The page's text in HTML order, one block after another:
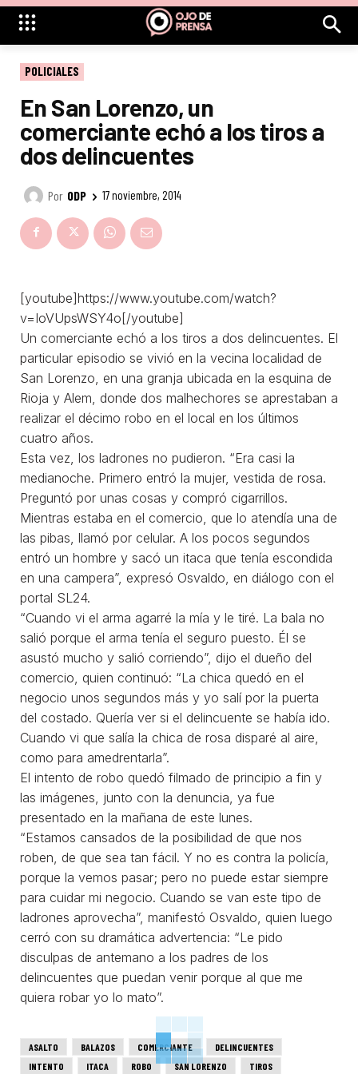
POLICIALES
En San Lorenzo, un
comerciante echó a los tiros a
dos delincuentes
Por ODP 17 noviembre, 2014
[youtube]https://www.youtube.com/watch?
v=IoVUpsWSY4o[/youtube]
Un comerciante echó a los tiros a dos delincuentes. El
particular episodio se vivió en la vecina localidad de
San Lorenzo, en una granja ubicada en la esquina de
Rioja y Alem, donde dos malhechores se aprestaban a
realizar el décimo robo en el local en los últimos
cuatro años.
Esta vez, los ladrones no pudieron. “Era casi la
medianoche. Primero entró la mujer, vestida de rosa.
Preguntó por unas cosas y compró cigarrillos.
Mientras estaba en el comercio, que lo atendía una de
las pibas, llamó por celular. A los pocos segundos
entró un hombre y sacó un itaca que tenía escondida
en una campera”, expresó Osvaldo, en diálogo con el
portal SL24.
“Cuando vi el arma agarré la mía y le tiré. La bala no
salió porque el arma tenía el seguro puesto. Él se
asustó mucho y salió corriendo”, dijo el dueño del
comercio, quien continuó: “La chica quedó en el
negocio unos segundos más y yo salí por la puerta
del costado. Quería ver si el delincuente se había ido.
Cuando vi que salía la chica de rosa disparé al aire,
como para amedrentarla”.
El intento de robo quedó filmado de principio a fin y
las imágenes, junto con la denuncia, ya fue
presentado en la mañana de este lunes.
“Estamos cansados de la posibilidad de que nos
roben, de que sea tan fácil. Y no es contra la policía,
porque la vemos pasar; pero no puede estar siempre
para cuidar mi negocio. Cuando se van este tipo de
ladrones aprovecha”, manifestó Osvaldo, quien luego
cerró con su dramática advertencia: “Le pido
disculpas de antemano a los padres de los
delincuentes que puedan venir porque al que me
quiera robar yo lo mato”.
ASALTO BALAZOS COMERCIANTE
DELINCUENTES
INTENTO
ITACA ROBO SAN LORENZO TIROS